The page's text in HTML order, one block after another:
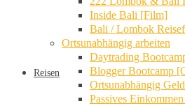
Reisen
Inside Bali [Film]
Bali / Lombok
Ortsunabhängig arbeiten
Daytrading
Blogger Bootcamp
Ortsunabhängig
Passives